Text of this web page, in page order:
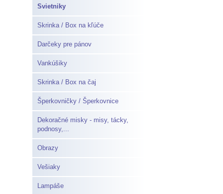
Svietniky
Skrinka / Box na kľúče
Darčeky pre pánov
Vankúšiky
Skrinka / Box na čaj
Šperkovničky / Šperkovnice
Dekoračné misky - misy, tácky,
podnosy,...
Obrazy
Vešiaky
Lampáše